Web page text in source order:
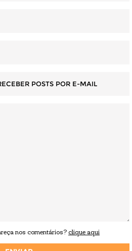
POSTS POR E-MAIL
nos comentários? clique aqui